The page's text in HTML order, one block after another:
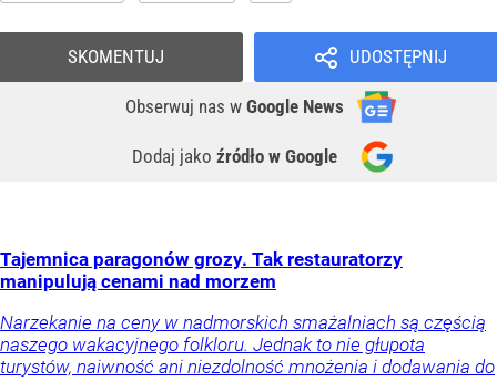
UDOSTĘPNIJ
Obserwuj nas w Google News
Dodaj jako źródło w Google
SKOMENTUJ
Tajemnica paragonów grozy. Tak restauratorzy
manipulują cenami nad morzem
Narzekanie na ceny w nadmorskich smażalniach są częścią
naszego wakacyjnego folkloru. Jednak to nie głupota
turystów, naiwność ani niezdolność mnożenia i dodawania do